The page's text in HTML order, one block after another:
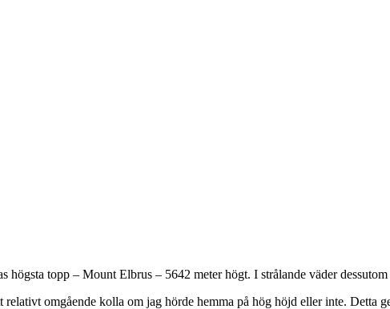
topp – Mount Elbrus – 5642 meter högt. I strålande väder
relativt omgående kolla om jag hörde hemma på hög höjd eller inte. Detta